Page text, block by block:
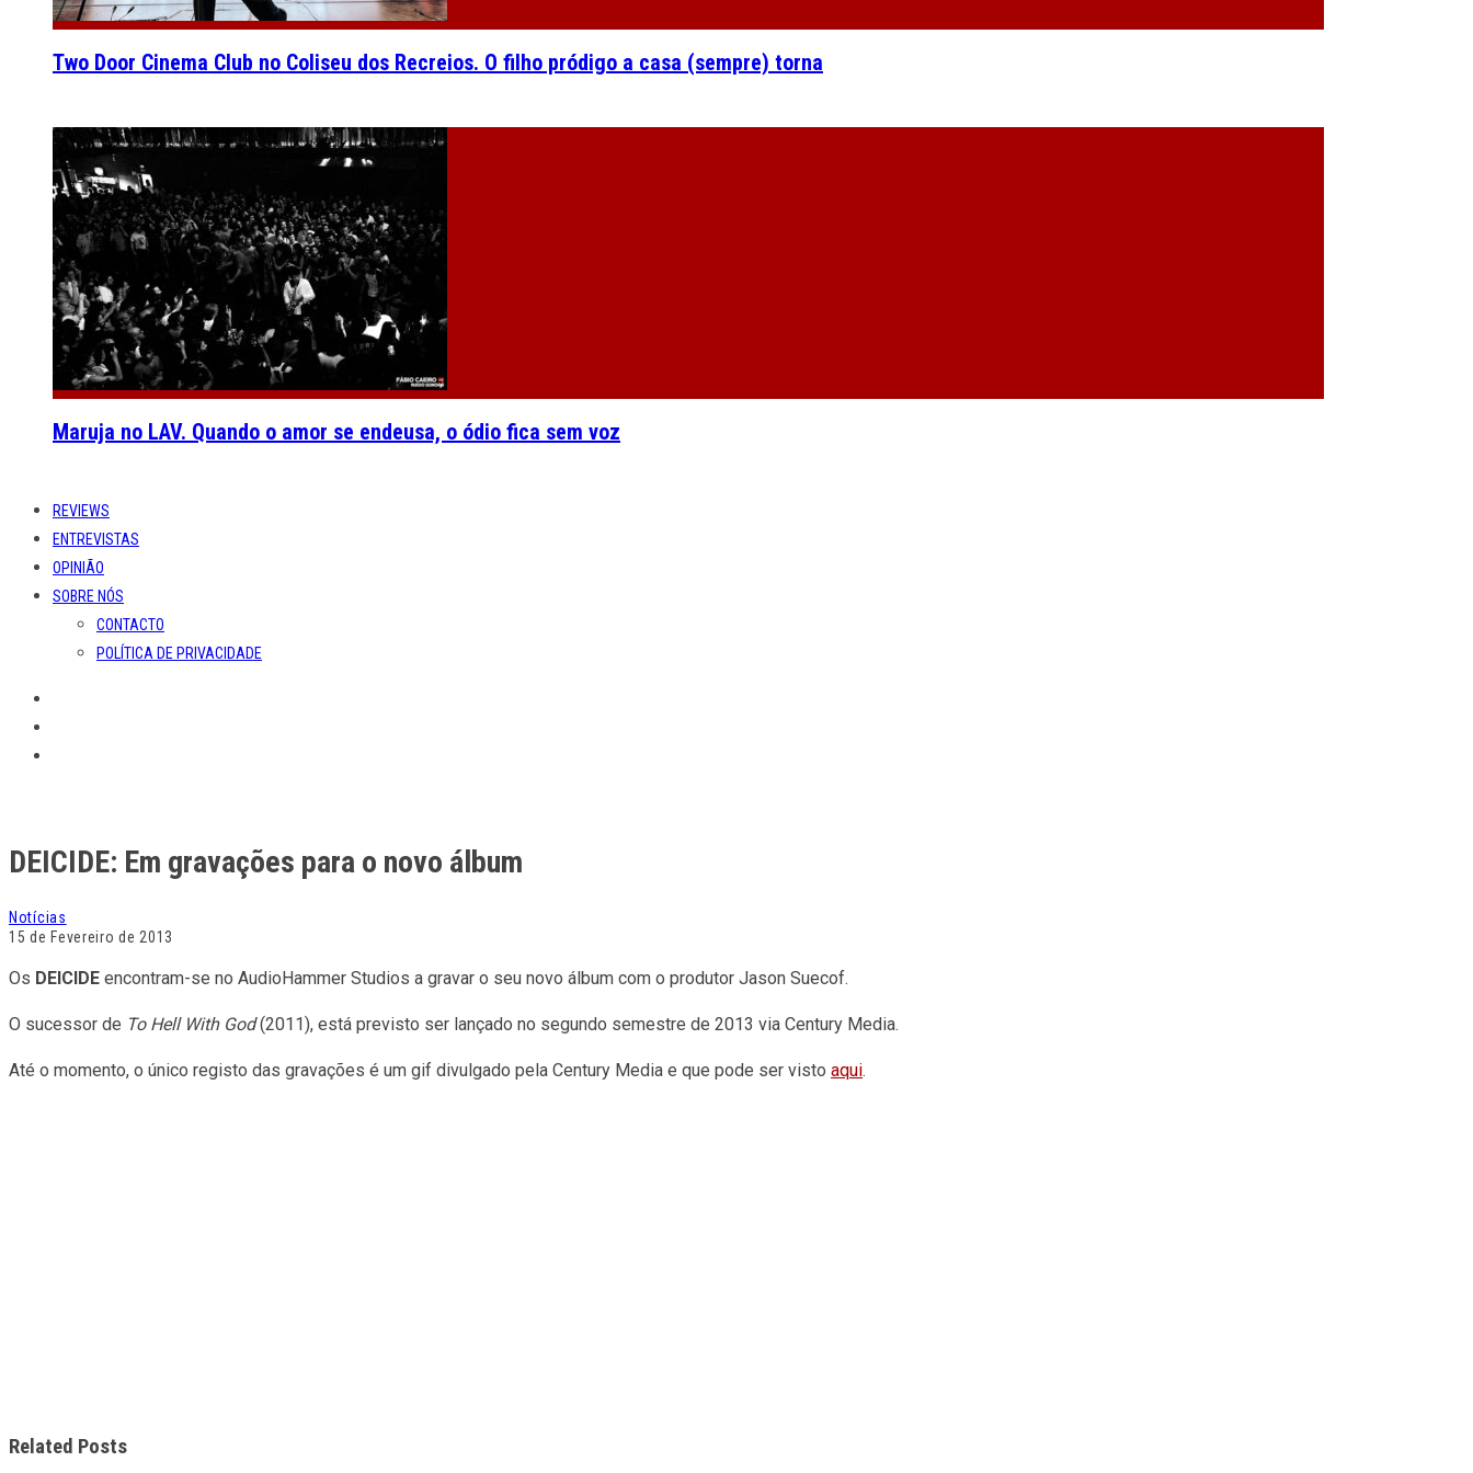
Two Door Cinema Club no Coliseu dos Recreios. O filho pródigo a casa (sempre) torna
Maruja no LAV. Quando o amor se endeusa, o ódio fica sem voz
REVIEWS
ENTREVISTAS
OPINIÃO
SOBRE NÓS
CONTACTO
POLÍTICA DE PRIVACIDADE
DEICIDE: Em gravações para o novo álbum
Notícias
15 de Fevereiro de 2013
Os DEICIDE encontram-se no AudioHammer Studios a gravar o seu novo álbum com o produtor Jason Suecof.
O sucessor de To Hell With God(2011), está previsto ser lançado no segundo semestre de 2013 via Century Media.
Até o momento, o único registo das gravações é um gif divulgado pela Century Media e que pode ser visto aqui.
Related Posts